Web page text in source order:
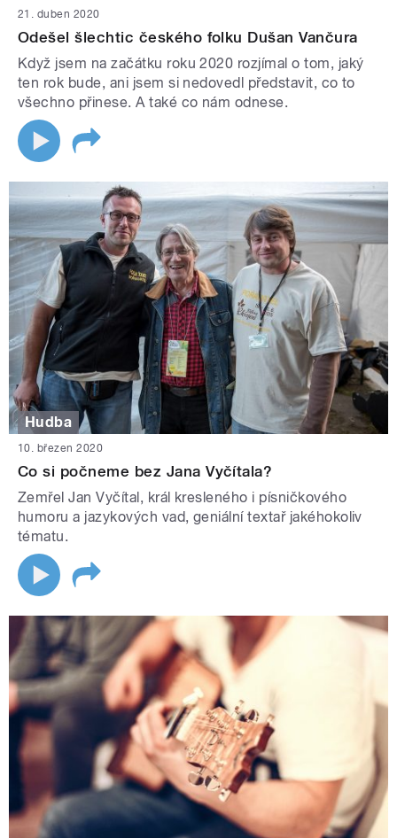
21. duben 2020
Odešel šlechtic českého folku Dušan Vančura
Když jsem na začátku roku 2020 rozjímal o tom, jaký
ten rok bude, ani jsem si nedovedl představit, co to
všechno přinese. A také co nám odnese.
Hudba
10. březen 2020
Co si počneme bez Jana Vyčítala?
Zemřel Jan Vyčítal, král kresleného i písničkového
humoru a jazykových vad, geniální textař jakéhokoliv
tématu.